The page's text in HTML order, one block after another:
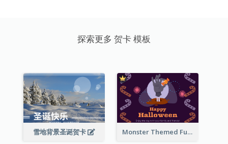
探索更多 贺卡 模板
雪地背景圣诞贺卡 Monster Themed Fun Halloween Greeting Card